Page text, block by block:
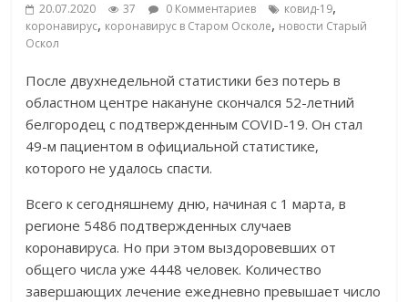
20.07.2020 37 0 Комментариев ковид-19,
коронавирус, коронавирус в Старом Осколе, новости Старый
Оскол
После двухнедельной статистики без потерь в
областном центре накануне скончался 52-летний
белгородец с подтвержденным COVID-19. Он стал
49-м пациентом в официальной статистике,
которого не удалось спасти.
Всего к сегодняшнему дню, начиная с 1 марта, в
регионе 5486 подтвержденных случаев
коронавируса. Но при этом выздоровевших от
общего числа уже 4448 человек. Количество
завершающих лечение ежедневно превышает число